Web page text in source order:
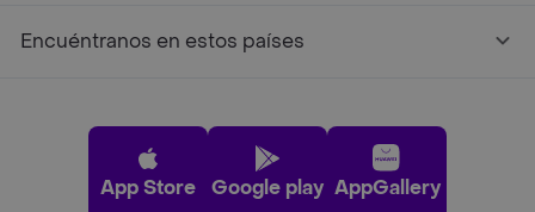
Encuéntranos en estos países
App Store Google play AppGallery